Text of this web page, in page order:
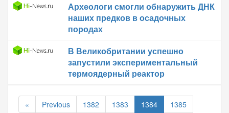
Археологи смогли обнаружить ДНК
наших предков в осадочных
породах
В Великобритании успешно
запустили экспериментальный
термоядерный реактор
« Previous 1382 1383 1384
1385